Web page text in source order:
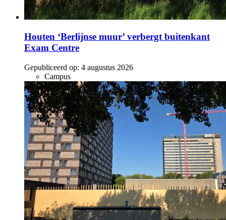
Houten ‘Berlijnse muur’ verbergt buitenkant
Exam Centre
Gepubliceerd op: 4 augustus 2026
Campus